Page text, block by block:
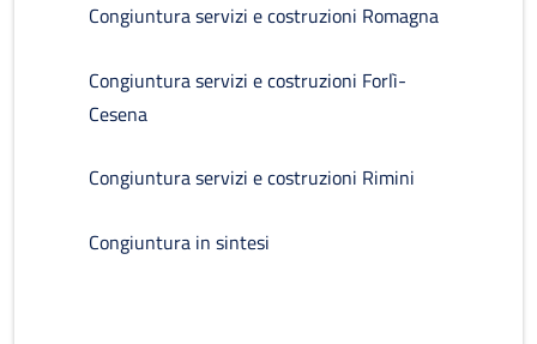
Congiuntura servizi e costruzioni Romagna
Congiuntura servizi e costruzioni Forlì-
Cesena
Congiuntura servizi e costruzioni Rimini
Congiuntura in sintesi